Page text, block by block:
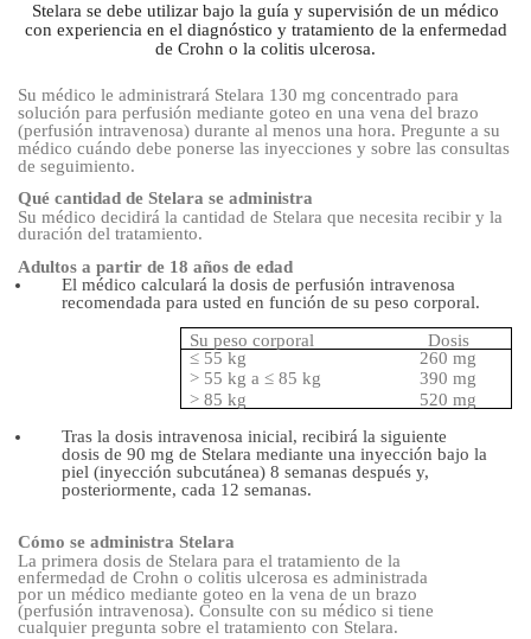
Stelara se debe utilizar bajo la guía y supervisión de un médico
con experiencia en el diagnóstico y tratamiento de la enfermedad
de Crohn o la colitis ulcerosa.
Su médico le administrará Stelara 130 mg concentrado para
solución para perfusión mediante goteo en una vena del brazo
(perfusión intravenosa) durante al menos una hora. Pregunte a su
médico cuándo debe ponerse las inyecciones y sobre las consultas
de seguimiento.
Qué cantidad de Stelara se administra
Su médico decidirá la cantidad de Stelara que necesita recibir y la
duración del tratamiento.
Adultos a partir de 18 años de edad
El médico calculará la dosis de perfusión intravenosa
recomendada para usted en función de su peso corporal.
Su peso corporal
Dosis
≤ 55 kg
260 mg
> 55 kg a ≤ 85 kg
390 mg
> 85 kg
520 mg
Tras la dosis intravenosa inicial, recibirá la siguiente
dosis de 90 mg de Stelara mediante una inyección bajo la
piel (inyección subcutánea) 8 semanas después y,
posteriormente, cada 12 semanas.
Cómo se administra Stelara
La primera dosis de Stelara para el tratamiento de la
enfermedad de Crohn o colitis ulcerosa es administrada
por un médico mediante goteo en la vena de un brazo
(perfusión intravenosa). Consulte con su médico si tiene
cualquier pregunta sobre el tratamiento con Stelara.